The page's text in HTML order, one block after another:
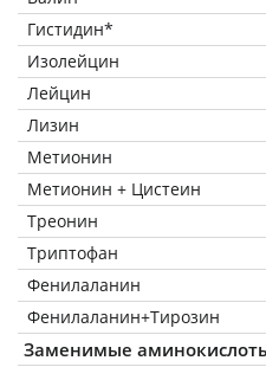
Гистидин*
Изолейцин
Лейцин
Лизин
Метионин
Метионин + Цистеин
Треонин
Триптофан
Фенилаланин
Фенилаланин+Тирозин
Заменимые